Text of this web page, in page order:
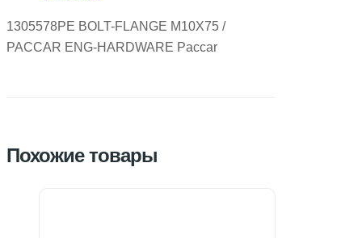
1305578PE BOLT-FLANGE M10X75 /
PACCAR ENG-HARDWARE Paccar
Похожие товары